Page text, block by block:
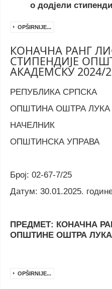
о додјели
OPŠIRNIJE...
КОНАЧНА РАНГ
СТИПЕНДИЈЕ
АКАДЕМСКУ 2024/
РЕПУБЛИКА СРПСКА
ОПШТИНА ОШТРА ЛУКА
НАЧЕЛНИК
ОПШТИНСКА УПРАВА
Број: 02-67-7/25
Датум: 30.01.2025.
ПРЕДМЕТ: КОНАЧНА
OПШТИНЕ ОШТРА
OPŠIRNIJE...